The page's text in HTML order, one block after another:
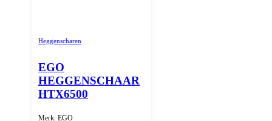
Heggenscharen
EGO
HEGGENSCHAAR
HTX6500
Merk: EGO